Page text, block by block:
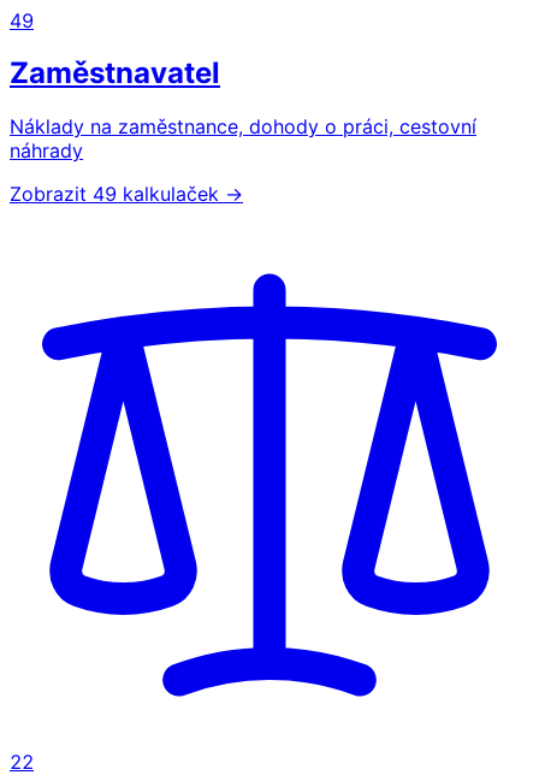
49
Zaměstnavatel
Náklady na zaměstnance, dohody o práci, cestovní
náhrady
Zobrazit 49 kalkulaček →
22